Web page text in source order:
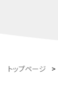
トップページ >